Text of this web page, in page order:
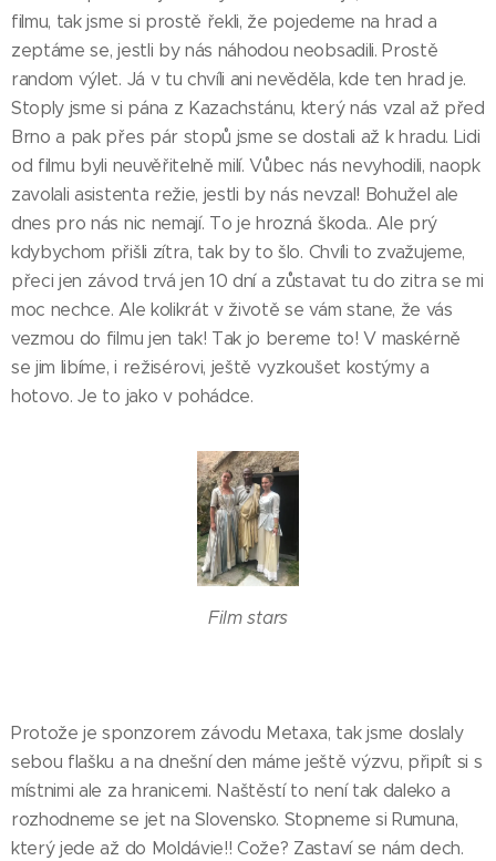
filmu, tak jsme si prostě řekli, že pojedeme na hrad a
zeptáme se, jestli by nás náhodou neobsadili. Prostě
random výlet. Já v tu chvíli ani nevěděla, kde ten hrad je.
Stoply jsme si pána z Kazachstánu, který nás vzal až před
Brno a pak přes pár stopů jsme se dostali až k hradu. Lidi
od filmu byli neuvěřitelně milí. Vůbec nás nevyhodili, naopk
zavolali asistenta režie, jestli by nás nevzal! Bohužel ale
dnes pro nás nic nemají. To je hrozná škoda.. Ale prý
kdybychom přišli zítra, tak by to šlo. Chvíli to zvažujeme,
přeci jen závod trvá jen 10 dní a zůstavat tu do zitra se mi
moc nechce. Ale kolikrát v životě se vám stane, že vás
vezmou do filmu jen tak! Tak jo bereme to! V maskérně
se jim libíme, i režisérovi, ještě vyzkoušet kostýmy a
hotovo. Je to jako v pohádce.
Film stars
Protože je sponzorem závodu Metaxa, tak jsme doslaly
sebou flašku a na dnešní den máme ještě výzvu, připít si s
místnimi ale za hranicemi. Naštěstí to není tak daleko a
rozhodneme se jet na Slovensko. Stopneme si Rumuna,
který jede až do Moldávie!! Cože? Zastaví se nám dech.